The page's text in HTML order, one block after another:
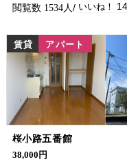
1534 14
賃貸 アパート
桜小路五番館
学生さん・単身の方におすすめのアパートです♪ 市役所・コンビニ・繁華街は徒歩圏
38,000円